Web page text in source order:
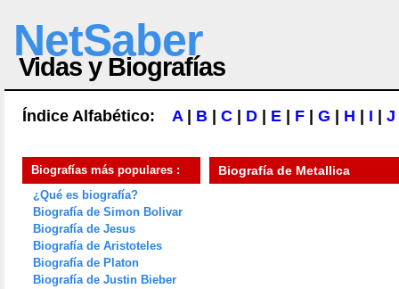
NetSaber
Vidas y Biografías
Índice Alfabético: A| B C D E F G H I J
Biografías más populares :
¿Qué es biografía?
Biografía de Simon Bolivar
Biografía de Jesus
Biografía de Aristoteles
Biografía de Platon
Biografía de Justin Bieber
Biografía de Metallica